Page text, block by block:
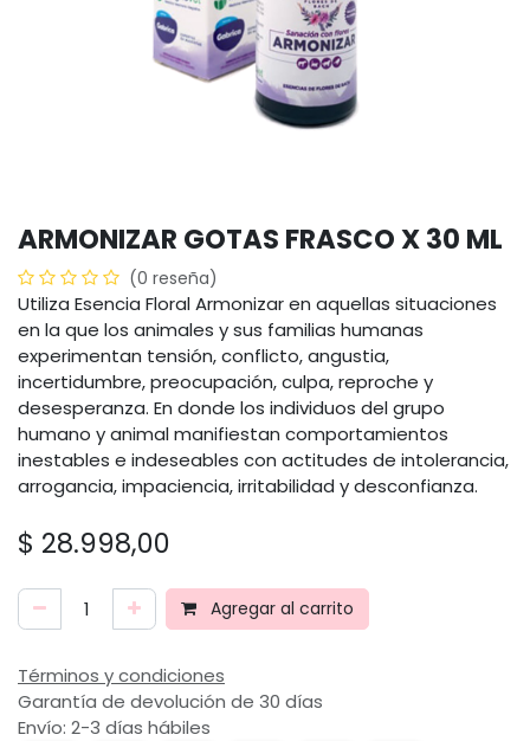
ARMONIZAR GOTAS FRASCO X 30 ML
(0 reseña)
Utiliza Esencia Floral Armonizar en aquellas situaciones
en la que los animales y sus familias humanas
experimentan tensión, conflicto, angustia,
incertidumbre, preocupación, culpa, reproche y
desesperanza. En donde los individuos del grupo
humano y animal manifiestan comportamientos
inestables e indeseables con actitudes de intolerancia,
arrogancia, impaciencia, irritabilidad y desconfianza.
$ 28.998,00
Agregar al carrito
Términos y condiciones
Garantía de devolución de 30 días
Envío: 2-3 días hábiles